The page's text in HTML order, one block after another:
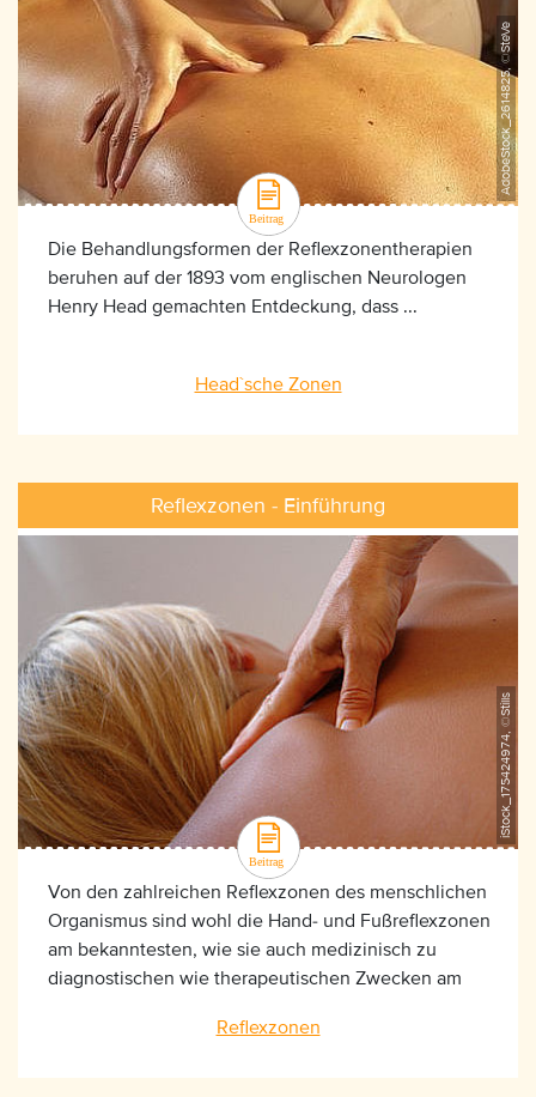
AdobeStock_2614825, ©SteVe
Die Behandlungsformen der Reflexzonentherapien
beruhen auf der 1893 vom englischen Neurologen
Henry Head gemachten Entdeckung, dass ...
Head`sche Zonen
Reflexzonen - Einführung
iStock_175424974, ©Stills
Von den zahlreichen Reflexzonen des menschlichen
Organismus sind wohl die Hand- und Fußreflexzonen
am bekanntesten, wie sie auch medizinisch zu
diagnostischen wie therapeutischen Zwecken am
Reflexzonen